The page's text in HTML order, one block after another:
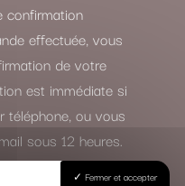
confirmation
effectuée, vous
de votre
est immédiate si
téléphone, ou vous
sous 12 heures.
Fermer et accepter